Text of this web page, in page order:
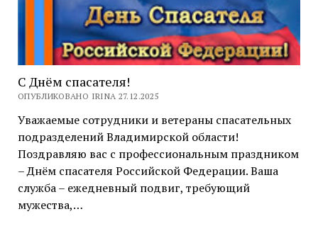
С Днём спасателя!
ОПУБЛИКОВАНО IRINA 27.12.2025
Уважаемые сотрудники и ветераны спасательных
подразделений Владимирской области!
Поздравляю вас с профессиональным праздником
– Днём спасателя Российской Федерации. Ваша
служба – ежедневный подвиг, требующий
мужества,…